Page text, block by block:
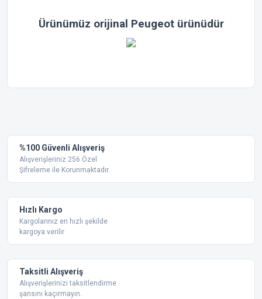
Ürünümüz orijinal Peugeot ürünüdür
Ürün resmi kalitesiz, bozuk veya görüntülenemiyor.
Ürün açıklamasında eksik bilgiler bulunuyor.
Bu ürüne benzer farklı alternatifler olmalı.
%100 Güvenli Alışveriş
Alışverişleriniz 256 Özel
Şifreleme ile Korunmaktadır.
Hızlı Kargo
Kargolarınız en hızlı şekilde
kargoya verilir
Taksitli Alışveriş
Alışverişlerinizi taksitlendirme
şansını kaçırmayın.